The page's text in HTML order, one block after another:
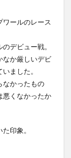
ワールのレース
デビュー戦。
なか厳しいデビ
ました。
なかったもの
悪くなかったか
印象。